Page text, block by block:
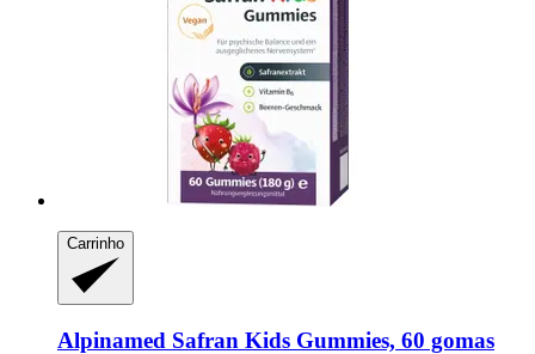
Carrinho
Alpinamed Safran Kids Gummies, 60 gomas